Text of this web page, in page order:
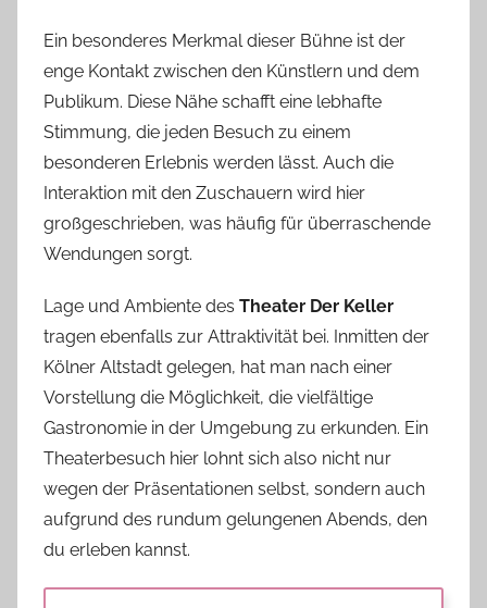
Ein besonderes Merkmal dieser Bühne ist der
enge Kontakt zwischen den Künstlern und dem
Publikum. Diese Nähe schafft eine lebhafte
Stimmung, die jeden Besuch zu einem
besonderen Erlebnis werden lässt. Auch die
Interaktion mit den Zuschauern wird hier
großgeschrieben, was häufig für überraschende
Wendungen sorgt.
Lage und Ambiente des Theater Der Keller
tragen ebenfalls zur Attraktivität bei. Inmitten der
Kölner Altstadt gelegen, hat man nach einer
Vorstellung die Möglichkeit, die vielfältige
Gastronomie in der Umgebung zu erkunden. Ein
Theaterbesuch hier lohnt sich also nicht nur
wegen der Präsentationen selbst, sondern auch
aufgrund des rundum gelungenen Abends, den
du erleben kannst.